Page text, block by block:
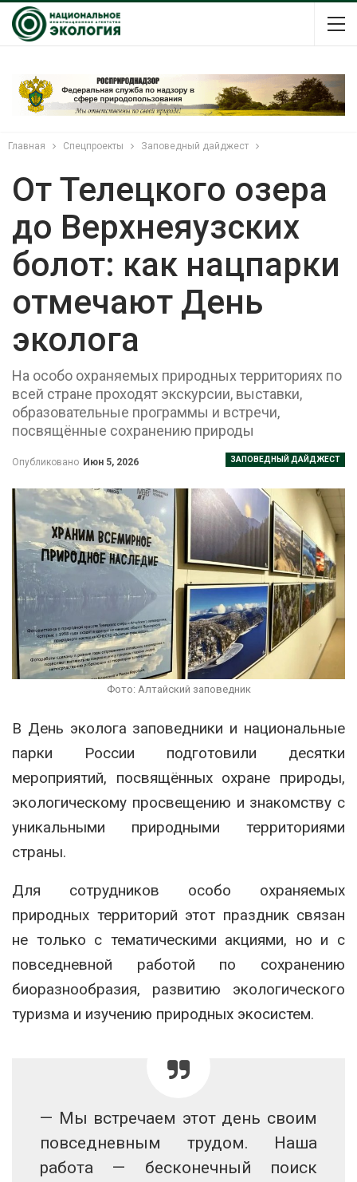
Главная Спецпроекты Заповедный дайджест
От Телецкого озера
до Верхнеяузских
болот: как нацпарки
отмечают День
эколога
На особо охраняемых природных территориях по
всей стране проходят экскурсии, выставки,
образовательные программы и встречи,
посвящённые сохранению природы
ЗАПОВЕДНЫЙ ДАЙДЖЕСТ
Опубликовано Июн 5, 2026
Фото: Алтайский заповедник
В День эколога заповедники и национальные
парки России подготовили десятки
мероприятий, посвящённых охране природы,
экологическому просвещению и знакомству с
уникальными природными территориями
страны.
Для сотрудников особо охраняемых
природных территорий этот праздник связан
не только с тематическими акциями, но и с
повседневной работой по сохранению
биоразнообразия, развитию экологического
туризма и изучению природных экосистем.
— Мы встречаем этот день своим
повседневным трудом. Наша
работа — бесконечный поиск